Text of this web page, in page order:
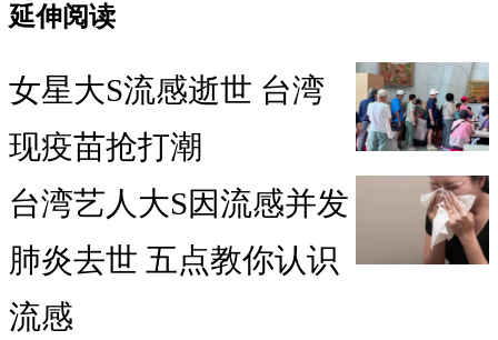
延伸阅读
女星大S流感逝世 台湾
现疫苗抢打潮
台湾艺人大S因流感并发
肺炎去世 五点教你认识
流感